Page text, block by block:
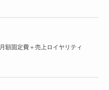
月額固定費＋売上ロイヤリティ